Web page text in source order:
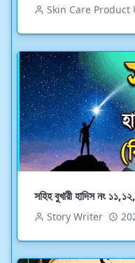
Skin Care Product
সহিহ বুখারী হাদিস নং
Story Writer